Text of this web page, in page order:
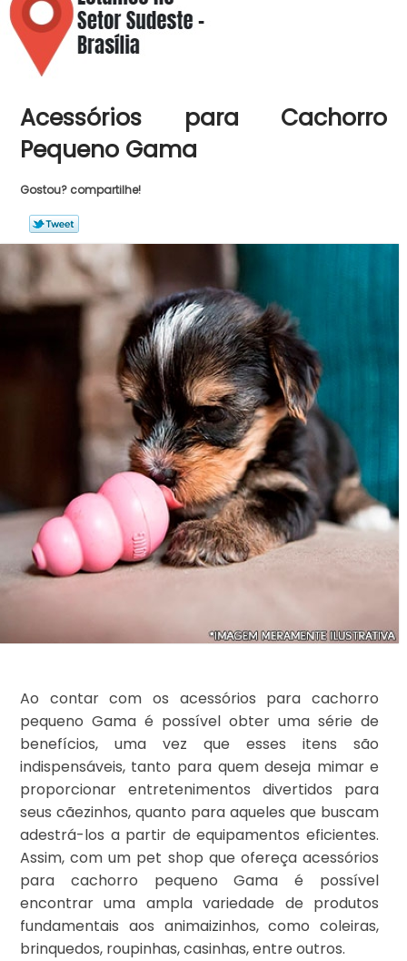
Acessórios para Cachorro
Pequeno Gama
Gostou? compartilhe!
Ao contar com os acessórios para cachorro
pequeno Gama é possível obter uma série de
benefícios, uma vez que esses itens são
indispensáveis, tanto para quem deseja mimar e
proporcionar entretenimentos divertidos para
seus cãezinhos, quanto para aqueles que buscam
adestrá-los a partir de equipamentos eficientes.
Assim, com um pet shop que ofereça acessórios
para cachorro pequeno Gama é possível
encontrar uma ampla variedade de produtos
fundamentais aos animaizinhos, como coleiras,
brinquedos, roupinhas, casinhas, entre outros.